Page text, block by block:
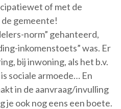
of met de
gemeente!
norm” gehanteerd,
inkomenstoets” was. Er
bij inwoning, als het b.v.
sociale armoede… En
in de aanvraag/invulling
je ook nog eens een boete.